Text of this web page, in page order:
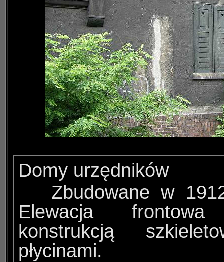
Domy urzędników
Zbudowane w
Elewacja
konstrukcją
płycinami.